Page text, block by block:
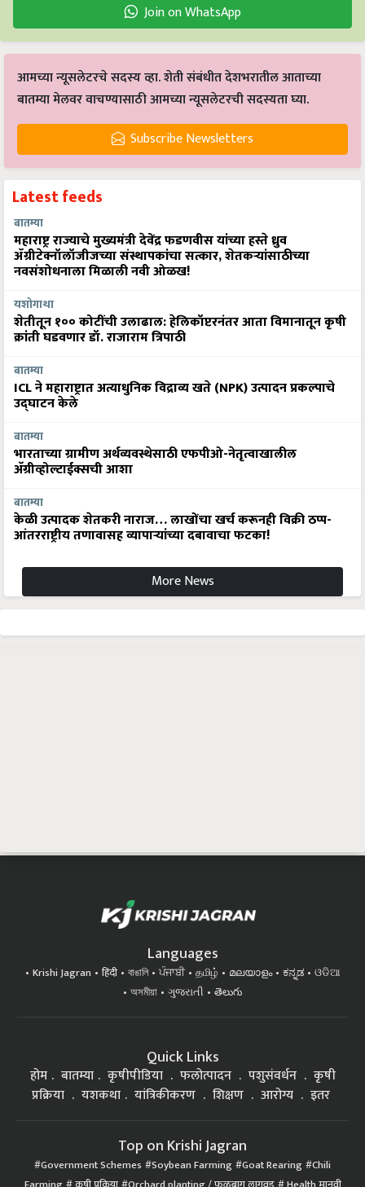
Join on WhatsApp
आमच्या न्यूसलेटरचे सदस्य व्हा. शेती संबंधीत देशभरातील आताच्या
बातम्या मेलवर वाचण्यासाठी आमच्या न्यूसलेटरची सदस्यता घ्या.
Subscribe Newsletters
Latest feeds
बातम्या
महाराष्ट्र राज्याचे मुख्यमंत्री देवेंद्र फडणवीस यांच्या हस्ते ध्रुव
ॲग्रीटेक्नॉलॉजीजच्या संस्थापकांचा सत्कार, शेतकऱ्यांसाठीच्या
नवसंशोधनाला मिळाली नवी ओळख!
यशोगाथा
शेतीतून १०० कोटींची उलाढाल: हेलिकॉप्टरनंतर आता विमानातून कृषी
क्रांती घडवणार डॉ. राजाराम त्रिपाठी
बातम्या
ICL ने महाराष्ट्रात अत्याधुनिक विद्राव्य खते (NPK) उत्पादन प्रकल्पाचे
उद्घाटन केले
बातम्या
भारताच्या ग्रामीण अर्थव्यवस्थेसाठी एफपीओ-नेतृत्वाखालील
अ‍ॅग्रीव्होल्टाईक्सची आशा
बातम्या
केळी उत्पादक शेतकरी नाराज… लाखोंचा खर्च करूनही विक्री ठप्प-
आंतरराष्ट्रीय तणावासह व्यापाऱ्यांच्या दबावाचा फटका!
More News
Languages
Krishi Jagran हिंदी বাঙালি ਪੰਜਾਬੀ தமிழ் മലയാളം ಕನ್ನಡ
ଓଡିଆ
অসমীয়া
ગુજરાતી తెలుగు
Quick Links
होम बातम्या कृषीपीडिया फलोत्पादन पशुसंवर्धन
कृषी
प्रक्रिया
यशकथा यांत्रिकीकरण शिक्षण आरोग्य इतर
Top on Krishi Jagran
Government Schemes Soybean Farming Goat Rearing Chili